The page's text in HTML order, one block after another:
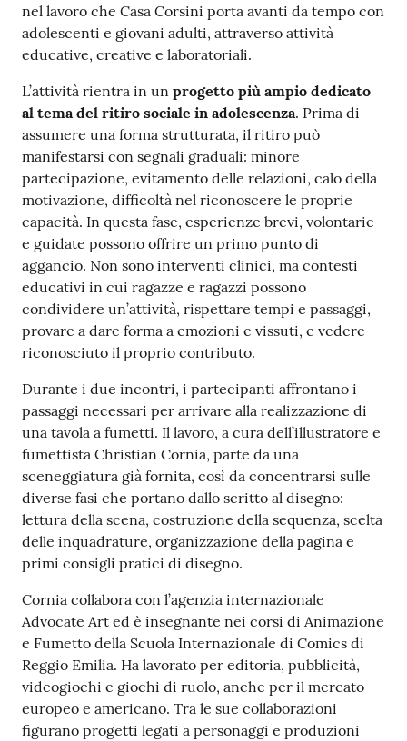
nel lavoro che Casa Corsini porta avanti da tempo con
adolescenti e giovani adulti, attraverso attività
educative, creative e laboratoriali.
L’attività rientra in un progetto più ampio dedicato
al tema del ritiro sociale in adolescenza. Prima di
assumere una forma strutturata, il ritiro può
manifestarsi con segnali graduali: minore
partecipazione, evitamento delle relazioni, calo della
motivazione, difficoltà nel riconoscere le proprie
capacità. In questa fase, esperienze brevi, volontarie
e guidate possono offrire un primo punto di
aggancio. Non sono interventi clinici, ma contesti
educativi in cui ragazze e ragazzi possono
condividere un’attività, rispettare tempi e passaggi,
provare a dare forma a emozioni e vissuti, e vedere
riconosciuto il proprio contributo.
Durante i due incontri, i partecipanti affrontano i
passaggi necessari per arrivare alla realizzazione di
una tavola a fumetti. Il lavoro, a cura dell’illustratore e
fumettista Christian Cornia, parte da una
sceneggiatura già fornita, così da concentrarsi sulle
diverse fasi che portano dallo scritto al disegno:
lettura della scena, costruzione della sequenza, scelta
delle inquadrature, organizzazione della pagina e
primi consigli pratici di disegno.
Cornia collabora con l’agenzia internazionale
Advocate Art ed è insegnante nei corsi di Animazione
e Fumetto della Scuola Internazionale di Comics di
Reggio Emilia. Ha lavorato per editoria, pubblicità,
videogiochi e giochi di ruolo, anche per il mercato
europeo e americano. Tra le sue collaborazioni
figurano progetti legati a personaggi e produzioni